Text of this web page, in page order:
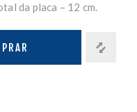
da placa – 12 cm.